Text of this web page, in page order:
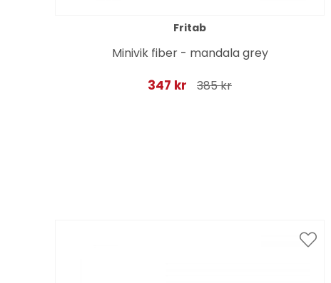
Fritab
Minivik fiber - mandala grey
347 kr 385 kr